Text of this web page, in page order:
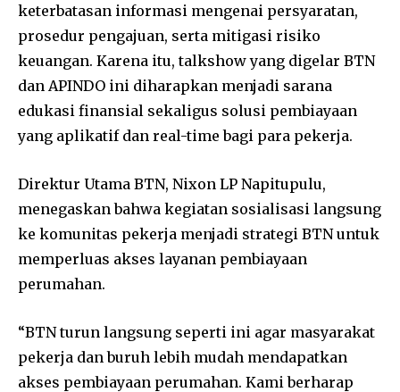
keterbatasan informasi mengenai persyaratan,
prosedur pengajuan, serta mitigasi risiko
keuangan. Karena itu, talkshow yang digelar BTN
dan APINDO ini diharapkan menjadi sarana
edukasi finansial sekaligus solusi pembiayaan
yang aplikatif dan real-time bagi para pekerja.
Direktur Utama BTN, Nixon LP Napitupulu,
menegaskan bahwa kegiatan sosialisasi langsung
ke komunitas pekerja menjadi strategi BTN untuk
memperluas akses layanan pembiayaan
perumahan.
“BTN turun langsung seperti ini agar masyarakat
pekerja dan buruh lebih mudah mendapatkan
akses pembiayaan perumahan. Kami berharap